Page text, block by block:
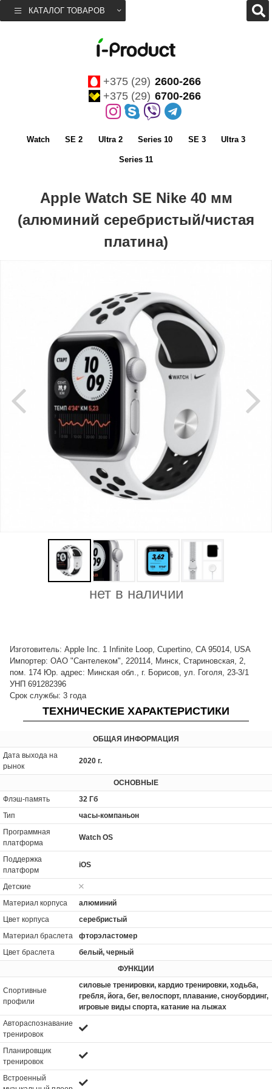
КАТАЛОГ ТОВАРОВ
+375 (29) 2600-266
+375 (29) 6700-266
Watch SE 2 Ultra 2 Series 10 SE 3 Ultra 3
Series 11
Apple Watch SE Nike 40 мм
(алюминий серебристый/чистая
платина)
нет в наличии
Изготовитель: Apple Inc. 1 Infinite Loop, Cupertino, CA 95014, USA
Импортер: ОАО "Сантелеком", 220114, Минск, Стариновская, 2,
пом. 174 Юр. адрес: Минская обл., г. Борисов, ул. Гоголя, 23-3/1
УНП 691282396
Срок службы: 3 года
ТЕХНИЧЕСКИЕ ХАРАКТЕРИСТИКИ
ОБЩАЯ ИНФОРМАЦИЯ
Дата выхода на
рынок
2020 г.
ОСНОВНЫЕ
Флэш-память
32 Гб
Тип
часы-компаньон
Программная
платформа
Watch OS
Поддержка
платформ
iOS
Детские
Материал корпуса
алюминий
Цвет корпуса
серебристый
Материал браслета
фторэластомер
Цвет браслета
белый, черный
ФУНКЦИИ
Спортивные
профили
силовые тренировки, кардио тренировки, xодьба,
гребля, йога, бег, велоспорт, плавание, сноубординг,
игровые виды спорта, катание на лыжах
Автораспознавание
тренировок
Планировщик
тренировок
Встроенный